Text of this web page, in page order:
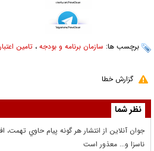
برچسب ها: سازمان برنامه و بودجه ، تامین اعتبار
گزارش خطا
نظر شما
جوان آنلاين از انتشار هر گونه پيام حاوي تهمت،
ناسزا و... معذور است